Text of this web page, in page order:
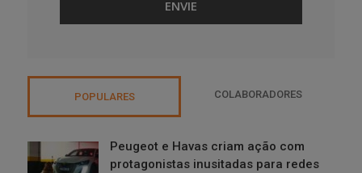
POPULARES COLABORADORES
Peugeot e Havas criam ação com
protagonistas inusitadas para redes